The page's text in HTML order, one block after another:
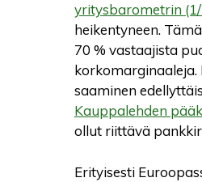
yritysbarometrin
heikentyneen.
70 % vastaajista
saaminen
Kauppalehden
ollut riittävä
Erityisesti